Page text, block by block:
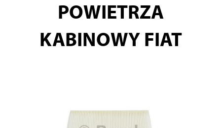
POWIETRZA
KABINOWY FIAT